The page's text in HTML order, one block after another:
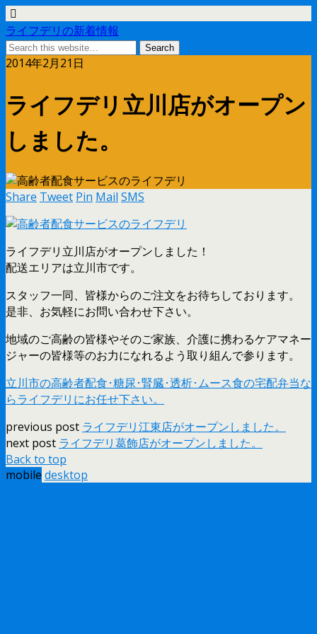
ライフデリの新着情報
2014年2月21日
ライフデリ立川店がオープン
しました。
Share Tweet Pin Mail SMS
ライフデリ立川店がオープンしました！
配送エリアは立川市です。
スタッフ一同、皆様からのご注文をお待ちしております。
是非、お気軽にお問い合わせ下さい。
地域のご高齢の皆様やそのご家族、介護に携わるケアマネー
ジャーの皆様等のお力になれるよう取り組んで参ります。
立川市の高齢者配食･糖尿･腎臓･透析･ムース食の宅配弁当な
らライフデリにお任せ下さい。
previous post ライフデリ江東店がオープンしました。
next post ライフデリ葛飾店がオープンしました。
Back to top
mobile desktop